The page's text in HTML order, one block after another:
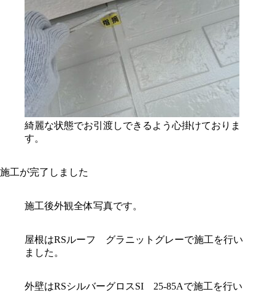
綺麗な状態でお引渡しできるよう心掛けておりま
す。
施工が完了しました
施工後外観全体写真です。
屋根はRSルーフ グラニットグレーで施工を行い
ました。
外壁はRSシルバーグロスSI 25-85Aで施工を行い